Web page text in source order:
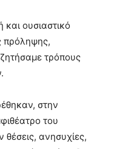
ουσιαστικό
πρόληψης,
τρόπους
στην
του
ανησυχίες,